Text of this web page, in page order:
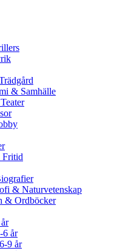
& Samhälle
Fritid
& Naturvetenskap
& Ordböcker
6 år
9 år